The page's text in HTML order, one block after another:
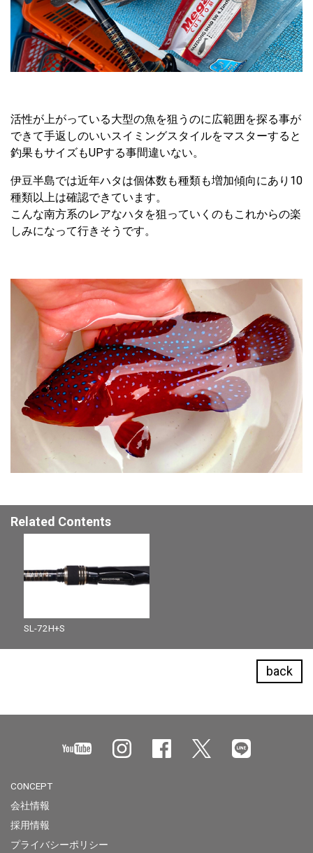
活性が上がっている大型の魚を狙うのに広範囲を探る事が
できて手返しのいいスイミングスタイルをマスターすると
釣果もサイズもUPする事間違いない。
伊豆半島では近年ハタは個体数も種類も増加傾向にあり10
種類以上は確認できています。
こんな南方系のレアなハタを狙っていくのもこれからの楽
しみになって行きそうです。
Related Contents
SL-72H+S
back
CONCEPT
会社情報
採用情報
プライバシーポリシー